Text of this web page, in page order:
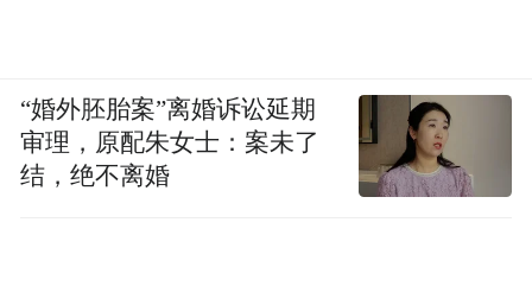
“婚外胚胎案”离婚诉讼延期
审理，原配朱女士：案未了
结，绝不离婚